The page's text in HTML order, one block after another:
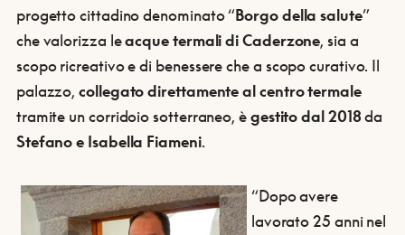
progetto cittadino denominato “Borgo della salute”
che valorizza leacque termali di Caderzone, sia a
scopo ricreativo e di benessere che a scopo curativo. Il
palazzo,collegato direttamente al centro termale
tramite un corridoio sotterraneo, ègestito dal 2018da
Stefano e Isabella Fiameni.
“Dopo avere
lavorato 25 anni nel